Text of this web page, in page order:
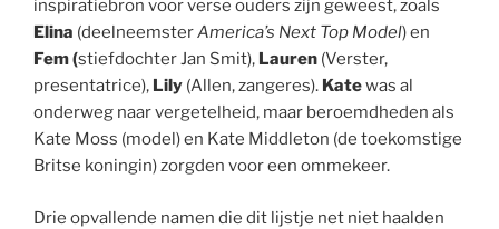
inspiratiebron voor verse ouders zijn geweest, zoals
Elina (deelneemsterAmerica’s Next Top Model) en
Fem (stiefdochter Jan Smit), Lauren (Verster,
presentatrice), Lily (Allen, zangeres). Katewas al
onderweg naar vergetelheid, maar beroemdheden als
Kate Moss (model) en Kate Middleton (de toekomstige
Britse koningin) zorgden voor een ommekeer.
Drie opvallende namen die dit lijstje net niet haalden